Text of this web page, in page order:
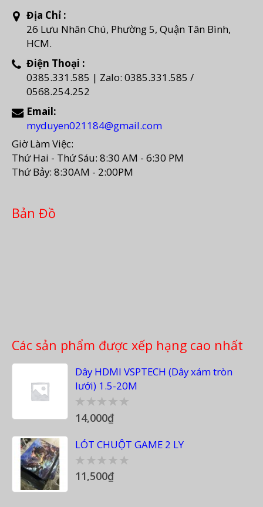
Địa Chỉ :
26 Lưu Nhân Chú, Phường 5, Quận Tân Bình,
HCM.
Điện Thoại :
0385.331.585 | Zalo: 0385.331.585 /
0568.254.252
Email:
myduyen021184@gmail.com
Giờ Làm Việc:
Thứ Hai - Thứ Sáu: 8:30 AM - 6:30 PM
Thứ Bảy: 8:30AM - 2:00PM
Bản Đồ
Các sản phẩm được xếp hạng cao nhất
Dây HDMI VSPTECH (Dây xám tròn
lưới) 1.5-20M
0
out
5
14,000₫
LÓT CHUỘT GAME 2 LY
0
out
11,500₫